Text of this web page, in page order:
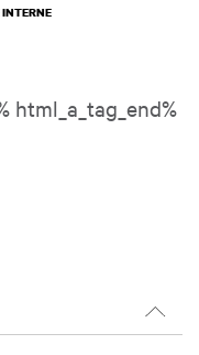
html_a_tag_end%